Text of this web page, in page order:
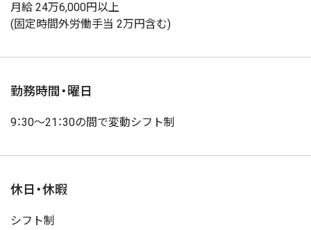
月給 24万6,000円以上
(固定時間外労働手当 2万円含む)
勤務時間・曜日
9：30～21：30の間で変動シフト制
休日・休暇
シフト制